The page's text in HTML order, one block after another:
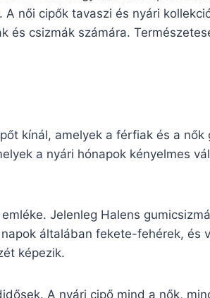
női cipők tavaszi és nyári
és csizmák számára.
kínál, amelyek a férfiak és a
a nyári hónapok kényelmes
Jelenleg Halens
általában fekete-fehérek, és
képezik.
A nyári cipő mind a nők,